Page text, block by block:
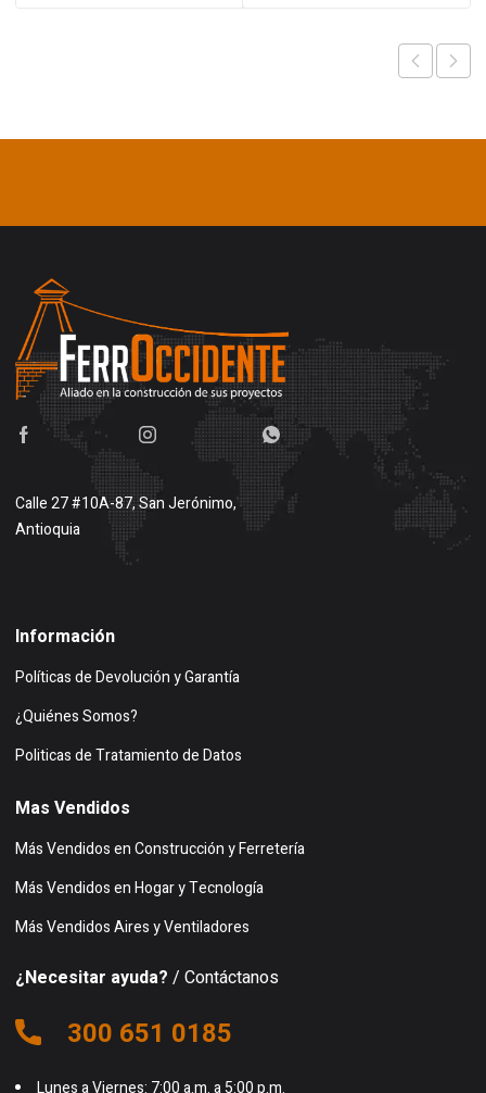
Calle 27 #10A-87, San Jerónimo,
Antioquia
Información
Políticas de Devolución y Garantía
¿Quiénes Somos?
Politicas de Tratamiento de Datos
Mas Vendidos
Más Vendidos en Construcción y Ferretería
Más Vendidos en Hogar y Tecnología
Más Vendidos Aires y Ventiladores
¿Necesitar ayuda? / Contáctanos
300 651 0185
Lunes a Viernes: 7:00 a.m. a 5:00 p.m.